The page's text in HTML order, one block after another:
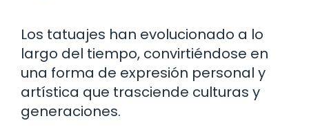
Los tatuajes han evolucionado a lo
largo del tiempo, convirtiéndose en
una forma de expresión personal y
artística que trasciende culturas y
generaciones.